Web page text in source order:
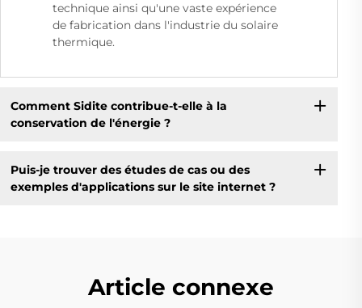
technique ainsi qu'une vaste expérience
de fabrication dans l'industrie du solaire
thermique.
Comment Sidite contribue-t-elle à la
conservation de l'énergie ?
Puis-je trouver des études de cas ou des
exemples d'applications sur le site internet ?
Article connexe